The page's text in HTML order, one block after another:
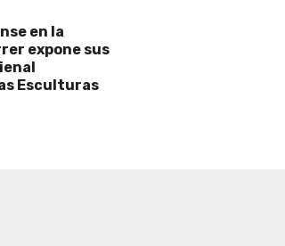
en la
expone sus
Esculturas